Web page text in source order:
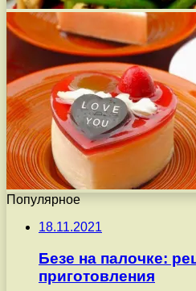
Популярное
18.11.2021
Безе на палочке:
приготовления